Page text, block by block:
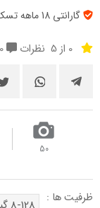
گارانتی 18 ماهه تسک میران (رجیستر شده) + 7روز تعویض + پک‌ گلوبال
0 از 5 نظرات
50
ظرفیت ها :